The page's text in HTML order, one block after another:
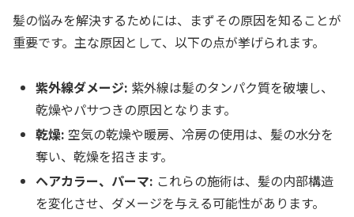
髪の悩みを解決するためには、まずその原因を知ることが
重要です。主な原因として、以下の点が挙げられます。
紫外線ダメージ: 紫外線は髪のタンパク質を破壊し、
乾燥やパサつきの原因となります。
乾燥: 空気の乾燥や暖房、冷房の使用は、髪の水分を
奪い、乾燥を招きます。
ヘアカラー、パーマ: これらの施術は、髪の内部構造
を変化させ、ダメージを与える可能性があります。